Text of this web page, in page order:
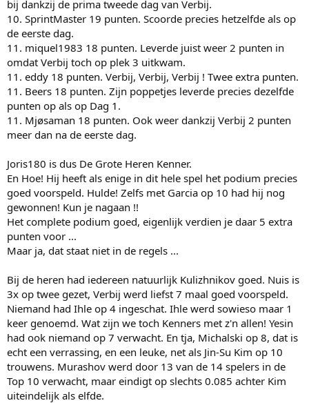
bij dankzij de prima tweede dag van Verbij.
10. SprintMaster 19 punten. Scoorde precies hetzelfde als op
de eerste dag.
11. miquel1983 18 punten. Leverde juist weer 2 punten in
omdat Verbij toch op plek 3 uitkwam.
11. eddy 18 punten. Verbij, Verbij, Verbij ! Twee extra punten.
11. Beers 18 punten. Zijn poppetjes leverde precies dezelfde
punten op als op Dag 1.
11. Mjøsaman 18 punten. Ook weer dankzij Verbij 2 punten
meer dan na de eerste dag.
Joris180 is dus De Grote Heren Kenner.
En Hoe! Hij heeft als enige in dit hele spel het podium precies
goed voorspeld. Hulde! Zelfs met Garcia op 10 had hij nog
gewonnen! Kun je nagaan !!
Het complete podium goed, eigenlijk verdien je daar 5 extra
punten voor ...
Maar ja, dat staat niet in de regels ...
Bij de heren had iedereen natuurlijk Kulizhnikov goed. Nuis is
3x op twee gezet, Verbij werd liefst 7 maal goed voorspeld.
Niemand had Ihle op 4 ingeschat. Ihle werd sowieso maar 1
keer genoemd. Wat zijn we toch Kenners met z'n allen! Yesin
had ook niemand op 7 verwacht. En tja, Michalski op 8, dat is
echt een verrassing, en een leuke, net als Jin-Su Kim op 10
trouwens. Murashov werd door 13 van de 14 spelers in de
Top 10 verwacht, maar eindigt op slechts 0.085 achter Kim
uiteindelijk als elfde.